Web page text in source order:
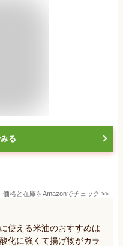
る
価格と在庫をAmazonでチェック >>
使える米油のおすすめは
化に強くて揚げ物がカラ